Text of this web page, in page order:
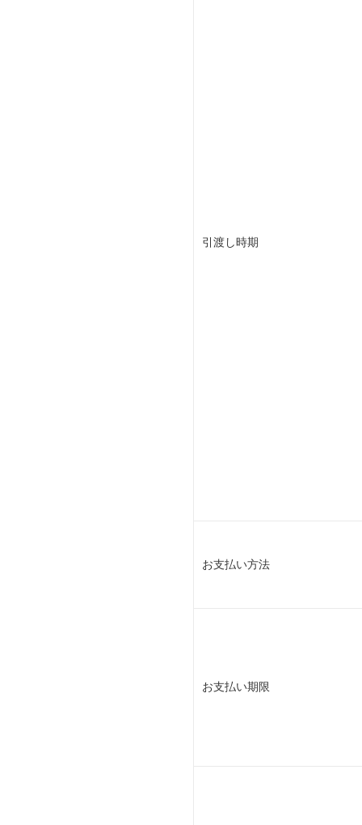
引渡し時期
お支払い方法
お支払い期限